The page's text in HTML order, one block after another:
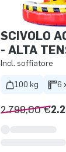
SCIVOLO
- ALTA
Incl. soffiatore
100 kg 6
2.799,00 €